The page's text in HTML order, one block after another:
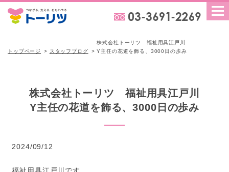
トップページ スタッフブログ
株式会社トーリツ 福祉用具江戸川
Y主任の花道を飾る、3000日の歩み
株式会社トーリツ 福祉用具江戸川
Y主任の花道を飾る、3000日の歩み
2024/09/12